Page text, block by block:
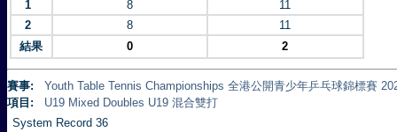
1
8
11
2
8
11
結果
0 2
賽事:
Youth Table Tennis Championships 全港公開青少年乒乓球錦標賽
項目:
U19 Mixed Doubles U19 混合雙打
System Record 36